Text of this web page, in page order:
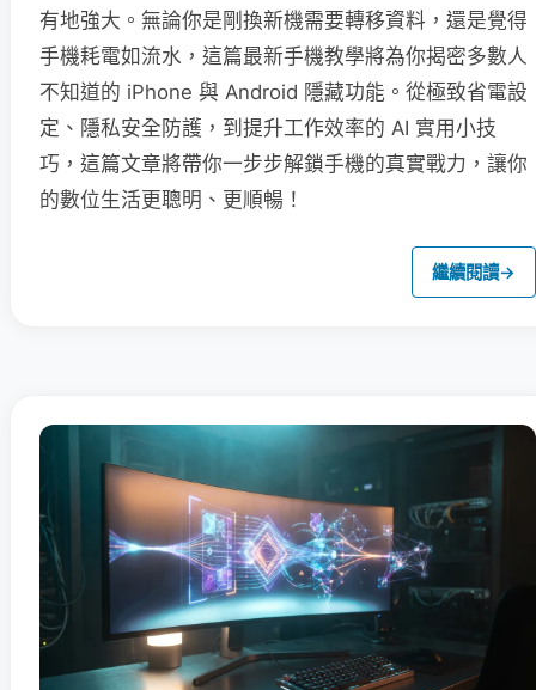
有地強大。無論你是剛換新機需要轉移資料，還是覺得
手機耗電如流水，這篇最新手機教學將為你揭密多數人
不知道的 iPhone 與 Android 隱藏功能。從極致省電設
定、隱私安全防護，到提升工作效率的 AI 實用小技
巧，這篇文章將帶你一步步解鎖手機的真實戰力，讓你
的數位生活更聰明、更順暢！
繼續閱讀→